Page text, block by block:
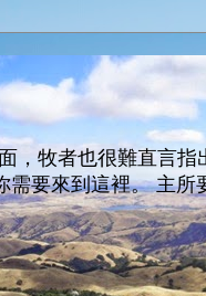
牧者也很難直言
要來到這裡。 主